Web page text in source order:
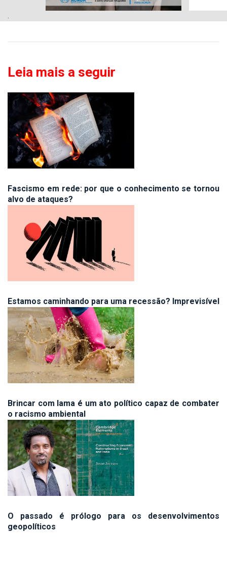
Leia mais a seguir
Fascismo em rede: por que o conhecimento se tornou
alvo de ataques?
Estamos caminhando para uma recessão? Imprevisível
Brincar com lama é um ato político capaz de combater
o racismo ambiental
O passado é prólogo para os desenvolvimentos
geopolíticos